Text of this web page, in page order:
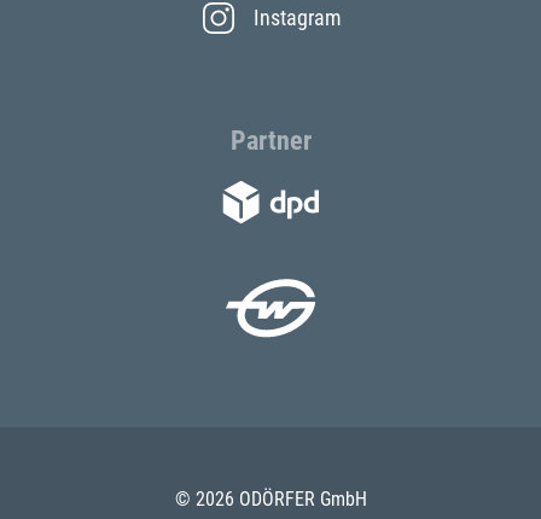
Instagram
Partner
© 2026 ODÖRFER GmbH